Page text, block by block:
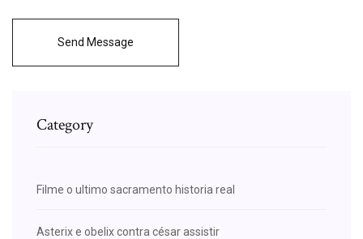
Send Message
Category
Filme o ultimo sacramento historia real
Asterix e obelix contra césar assistir